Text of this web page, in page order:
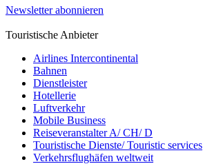
Newsletter abonnieren
Touristische Anbieter
Airlines Intercontinental
Bahnen
Dienstleister
Hotellerie
Luftverkehr
Mobile Business
Reiseveranstalter A/ CH/ D
Touristische Dienste/ Touristic services
Verkehrsflughäfen weltweit